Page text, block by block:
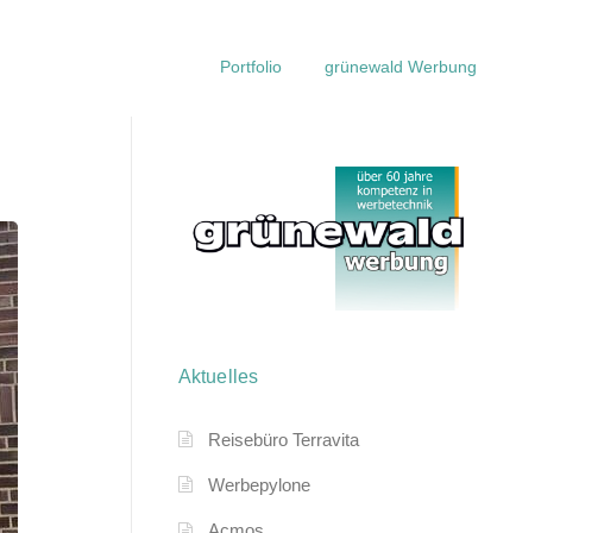
Portfolio grünewald Werbung
Aktuelles
Reisebüro Terravita
Werbepylone